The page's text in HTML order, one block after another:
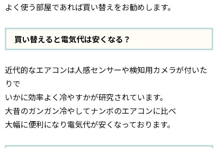
よく使う部屋であれば買い替えをお勧めします。
買い替えると電気代は安くなる？
近代的なエアコンは人感センサーや検知用カメラが付いた
りで
いかに効率よく冷やすかが研究されています。
大昔のガンガン冷やしてナンボのエアコンに比べ
大幅に便利になり電気代が安くなっております。